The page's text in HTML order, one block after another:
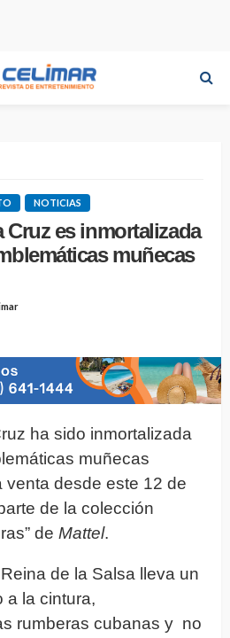
NOTICIAS
Cruz es inmortalizada
muñecas
ha sido inmortalizada
muñecas
venta desde este 12 de
de la colección
de Mattel.
de la Salsa lleva un
a la cintura,
rumberas cubanas y no